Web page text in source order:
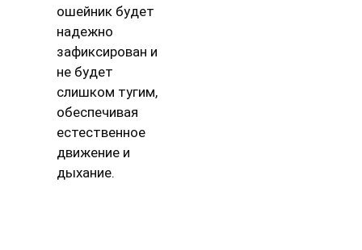
ошейник будет
надежно
зафиксирован и
не будет
слишком тугим,
обеспечивая
естественное
движение и
дыхание.